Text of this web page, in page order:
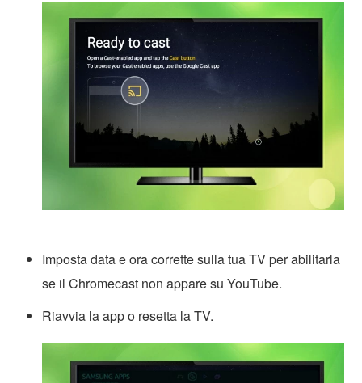
Imposta data e ora corrette sulla tua TV per abilitarla
se il Chromecast non appare su YouTube.
Riavvia la app o resetta la TV.